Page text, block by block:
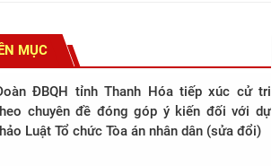
MỤC
ĐBQH tỉnh Thanh Hóa tiếp xúc cử tri
chuyên đề đóng góp ý kiến đối với dự
Luật Tổ chức Tòa án nhân dân (sửa đổi)